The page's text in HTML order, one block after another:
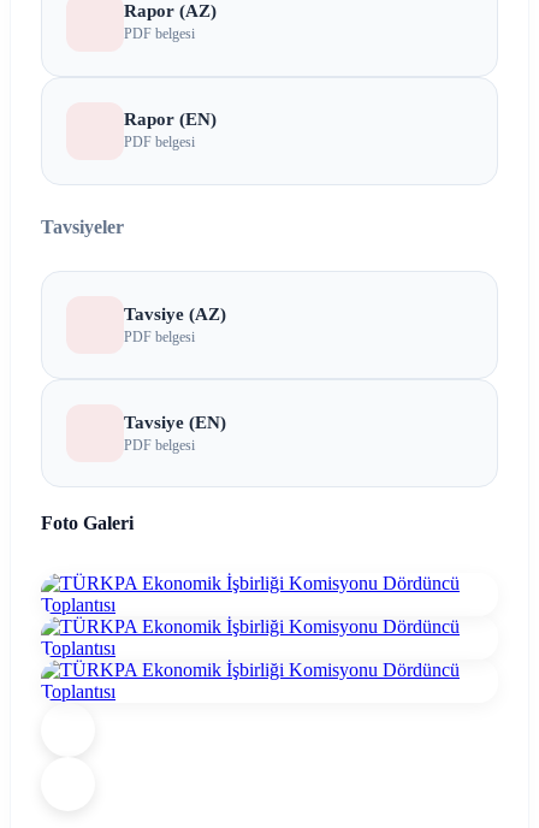
Rapor (AZ)
PDF belgesi
Rapor (EN)
PDF belgesi
Tavsiyeler
Tavsiye (AZ)
PDF belgesi
Tavsiye (EN)
PDF belgesi
Foto Galeri